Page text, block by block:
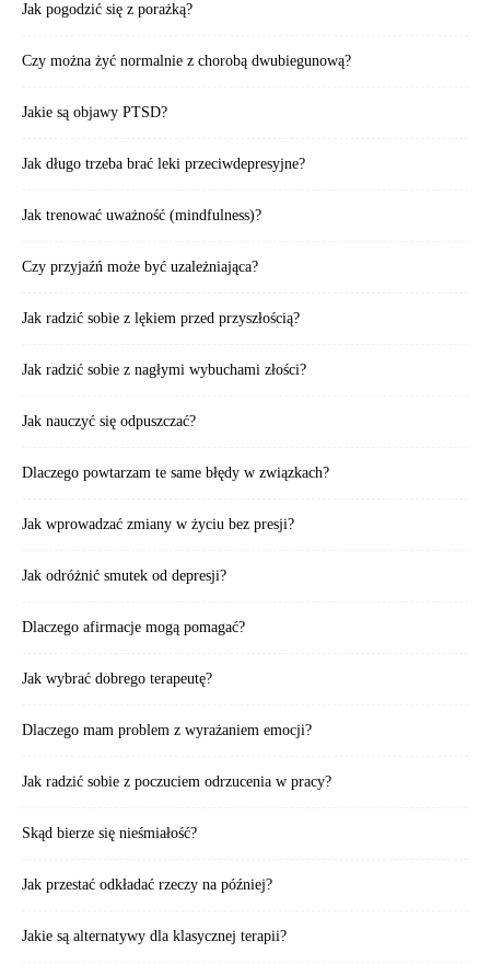
Jak pogodzić się z porażką?
Czy można żyć normalnie z chorobą dwubiegunową?
Jakie są objawy PTSD?
Jak długo trzeba brać leki przeciwdepresyjne?
Jak trenować uważność (mindfulness)?
Czy przyjaźń może być uzależniająca?
Jak radzić sobie z lękiem przed przyszłością?
Jak radzić sobie z nagłymi wybuchami złości?
Jak nauczyć się odpuszczać?
Dlaczego powtarzam te same błędy w związkach?
Jak wprowadzać zmiany w życiu bez presji?
Jak odróżnić smutek od depresji?
Dlaczego afirmacje mogą pomagać?
Jak wybrać dobrego terapeutę?
Dlaczego mam problem z wyrażaniem emocji?
Jak radzić sobie z poczuciem odrzucenia w pracy?
Skąd bierze się nieśmiałość?
Jak przestać odkładać rzeczy na później?
Jakie są alternatywy dla klasycznej terapii?